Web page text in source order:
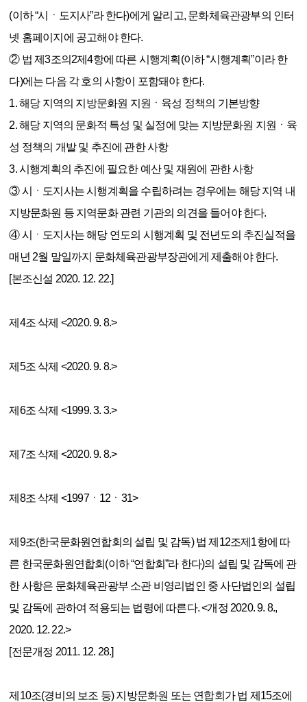
(이하 “시ㆍ도지사”라 한다)에게 알리고, 문화체육관광부의 인터
넷 홈페이지에 공고해야 한다.
② 법 제3조의2제4항에 따른 시행계획(이하 “시행계획”이라 한
다)에는 다음 각 호의 사항이 포함돼야 한다.
1. 해당 지역의 지방문화원 지원ㆍ육성 정책의 기본방향
2. 해당 지역의 문화적 특성 및 실정에 맞는 지방문화원 지원ㆍ육
성 정책의 개발 및 추진에 관한 사항
3. 시행계획의 추진에 필요한 예산 및 재원에 관한 사항
③ 시ㆍ도지사는 시행계획을 수립하려는 경우에는 해당 지역 내
지방문화원 등 지역문화 관련 기관의 의견을 들어야 한다.
④ 시ㆍ도지사는 해당 연도의 시행계획 및 전년도의 추진실적을
매년 2월 말일까지 문화체육관광부장관에게 제출해야 한다.
[본조신설 2020. 12. 22.]
제4조 삭제 <2020. 9. 8.>
제5조 삭제 <2020. 9. 8.>
제6조 삭제 <1999. 3. 3.>
제7조 삭제 <2020. 9. 8.>
제8조 삭제 <1997ㆍ12ㆍ31>
제9조(한국문화원연합회의 설립 및 감독) 법 제12조제1항에 따
른 한국문화원연합회(이하 “연합회”라 한다)의 설립 및 감독에 관
한 사항은 문화체육관광부 소관 비영리법인 중 사단법인의 설립
및 감독에 관하여 적용되는 법령에 따른다. <개정 2020. 9. 8.,
2020. 12. 22.>
[전문개정 2011. 12. 28.]
제10조(경비의 보조 등) 지방문화원 또는 연합회가 법 제15조에